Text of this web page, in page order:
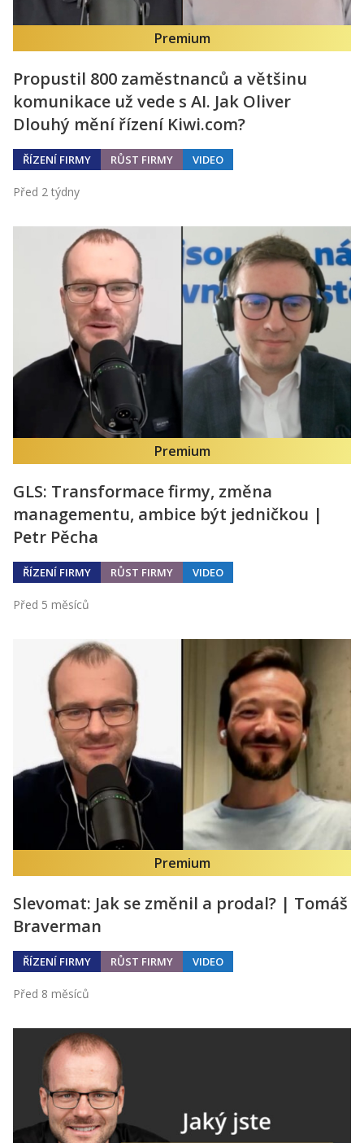
Premium
Propustil 800 zaměstnanců a většinu
komunikace už vede s AI. Jak Oliver
Dlouhý mění řízení Kiwi.com?
ŘÍZENÍ FIRMY RŮST FIRMY VIDEO
Před 2 týdny
Premium
GLS: Transformace firmy, změna
managementu, ambice být jedničkou |
Petr Pěcha
ŘÍZENÍ FIRMY RŮST FIRMY VIDEO
Před 5 měsíců
Premium
Slevomat: Jak se změnil a prodal? | Tomáš
Braverman
ŘÍZENÍ FIRMY RŮST FIRMY VIDEO
Před 8 měsíců